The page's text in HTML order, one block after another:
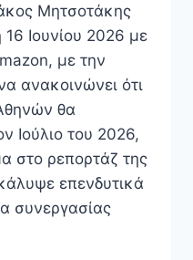
Μητσοτάκης
Ιουνίου 2026 με
με την
ανακοινώνει ότι
θα
Ιούλιο του 2026,
στο ρεπορτάζ της
επενδυτικά
συνεργασίας